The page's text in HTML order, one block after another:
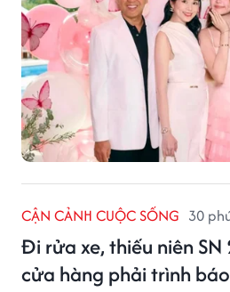
CẬN CẢNH CUỘC SỐNG 30
Đi rửa xe, thiếu niên
cửa hàng phải trình